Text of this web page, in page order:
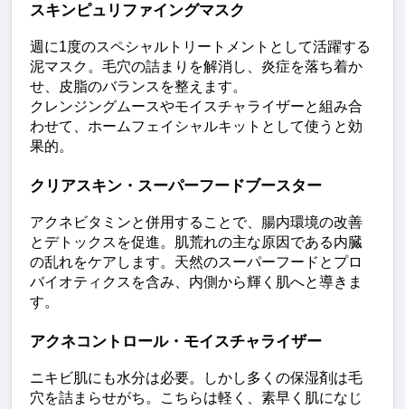
スキンピュリファイングマスク
週に1度のスペシャルトリートメントとして活躍する
泥マスク。毛穴の詰まりを解消し、炎症を落ち着か
せ、皮脂のバランスを整えます。
クレンジングムースやモイスチャライザーと組み合
わせて、ホームフェイシャルキットとして使うと効
果的。
クリアスキン・スーパーフードブースター
アクネビタミンと併用することで、腸内環境の改善
とデトックスを促進。肌荒れの主な原因である内臓
の乱れをケアします。天然のスーパーフードとプロ
バイオティクスを含み、内側から輝く肌へと導きま
す。
アクネコントロール・モイスチャライザー
ニキビ肌にも水分は必要。しかし多くの保湿剤は毛
穴を詰まらせがち。こちらは軽く、素早く肌になじ